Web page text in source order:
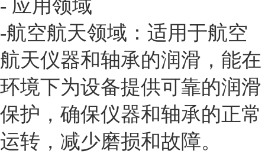
- 应用领域
-航空航天领域：适用于航空
航天仪器和轴承的润滑，能在
环境下为设备提供可靠的润滑
保护，确保仪器和轴承的正常
运转，减少磨损和故障。